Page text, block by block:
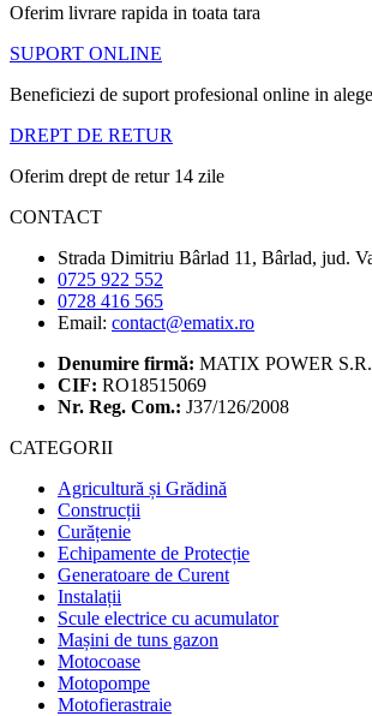
Oferim livrare rapida in toata tara
SUPORT ONLINE
Beneficiezi de suport profesional online in
DREPT DE RETUR
Oferim drept de retur 14 zile
CONTACT
Strada Dimitriu Bârlad 11, Bârlad, jud.
0725 922 552
0728 416 565
Email: contact@ematix.ro
Denumire firmă: MATIX POWER
CIF: RO18515069
Nr. Reg. Com.: J37/126/2008
CATEGORII
Agricultură și Grădină
Construcții
Curățenie
Echipamente de Protecție
Generatoare de Curent
Instalații
Scule electrice cu acumulator
Mașini de tuns gazon
Motocoase
Motopompe
Motofierastraie